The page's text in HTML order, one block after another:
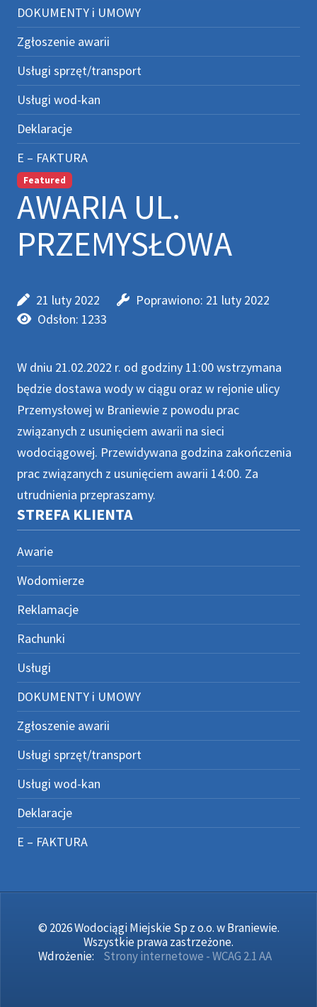
DOKUMENTY i UMOWY
Zgłoszenie awarii
Usługi sprzęt/transport
Usługi wod-kan
Deklaracje
E – FAKTURA
Featured
AWARIA UL.
PRZEMYSŁOWA
21 luty 2022
Poprawiono: 21 luty 2022
Odsłon: 1233
W dniu 21.02.2022 r. od godziny 11:00 wstrzymana
będzie dostawa wody w ciągu oraz w rejonie ulicy
Przemysłowej w Braniewie z powodu prac
związanych z usunięciem awarii na sieci
wodociągowej. Przewidywana godzina zakończenia
prac związanych z usunięciem awarii 14:00. Za
utrudnienia przepraszamy.
STREFA KLIENTA
Awarie
Wodomierze
Reklamacje
Rachunki
Usługi
DOKUMENTY i UMOWY
Zgłoszenie awarii
Usługi sprzęt/transport
Usługi wod-kan
Deklaracje
E – FAKTURA
© 2026 Wodociągi Miejskie Sp z o.o. w Braniewie.
Wszystkie prawa zastrzeżone.
Wdrożenie:
Strony internetowe - WCAG 2.1 AA